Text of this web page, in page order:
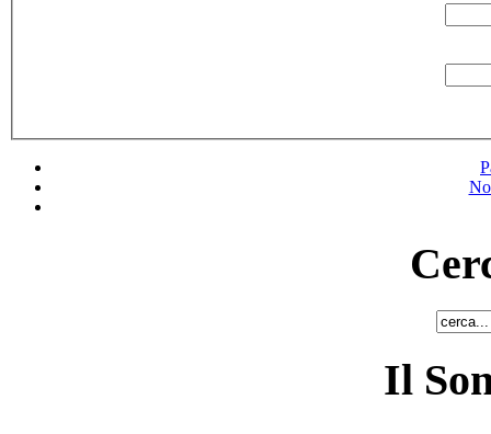
Il